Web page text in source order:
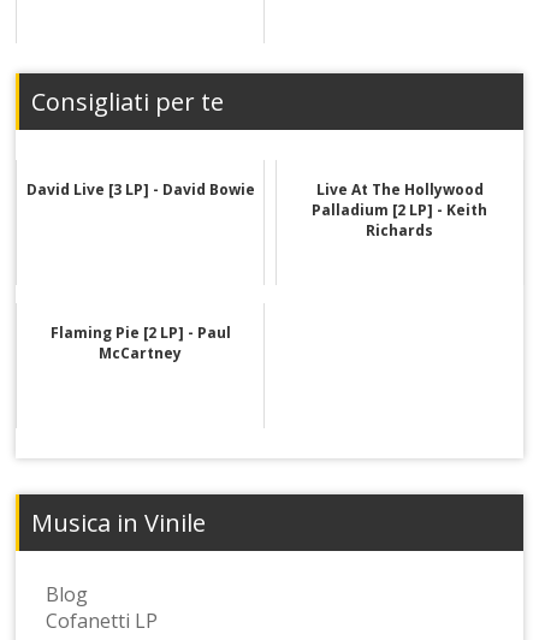
Consigliati per te
David Live [3 LP] - David Bowie
Live At The Hollywood
Palladium [2 LP] - Keith
Richards
Flaming Pie [2 LP] - Paul
McCartney
Musica in Vinile
Blog
Cofanetti LP